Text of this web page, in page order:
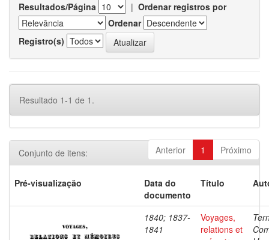
Resultados/Página | Ordenar registros por
Ordenar
Registro(s)
Resultado 1-1 de 1.
Anterior 1 Próximo
Conjunto de itens:
Pré-visualização
Data do
documento
Título
1840; 1837-
1841
Voyages,
relations et